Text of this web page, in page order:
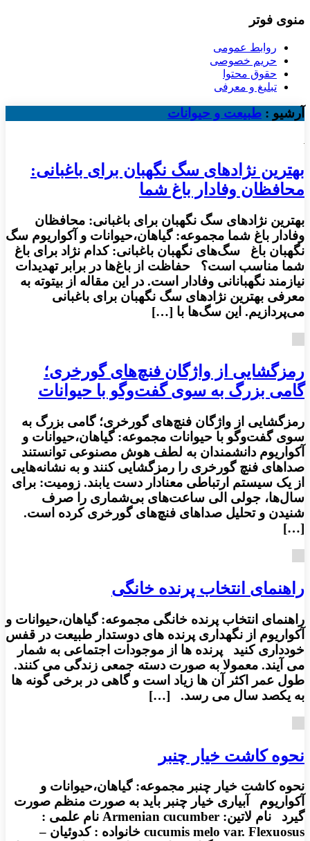
منوی فوتر
روابط عمومی
حریم خصوصی
حقوق محتوا
تبلیغ و معرفی
آرشیو : طبیعت و حیوانات
بهترین نژادهای سگ نگهبان برای باغبانی:
محافظان وفادار باغ شما
بهترین نژادهای سگ نگهبان برای باغبانی: محافظان
وفادار باغ شما مجموعه: گیاهان،حیوانات و آکواریوم سگ
نگهبان باغ سگ‌های نگهبان باغبانی: کدام نژاد برای باغ
شما مناسب است؟ حفاظت از باغ‌ها در برابر تهدیدات
نیازمند نگهبانانی وفادار است. در این مقاله از بیتوته به
معرفی بهترین نژادهای سگ نگهبان برای باغبانی
می‌پردازیم. این سگ‌ها با […]
رمزگشایی از واژگان فنچ‌های گورخری؛
گامی بزرگ به سوی گفت‌وگو با حیوانات
رمزگشایی از واژگان فنچ‌های گورخری؛ گامی بزرگ به
سوی گفت‌وگو با حیوانات مجموعه: گیاهان،حیوانات و
آکواریوم دانشمندان به لطف هوش مصنوعی توانستند
صداهای فنچ گورخری را رمزگشایی کنند و به نشانه‌هایی
از یک سیستم ارتباطی معنادار دست یابند. زومیت: برای
سال‌ها، جولی الی ساعت‌های بی‌شماری را صرف
شنیدن و تحلیل صداهای فنچ‌های گورخری کرده است.
[…]
راهنمای انتخاب پرنده خانگی
راهنمای انتخاب پرنده خانگی مجموعه: گیاهان،حیوانات و
آکواریوم از نگهداری پرنده های دوستدار طبیعت در قفس
خودداری کنید پرنده ها از موجودات اجتماعی به شمار
می آیند. معمولا به صورت دسته جمعی زندگی می کنند.
طول عمر اکثر آن ها زیاد است و گاهی در برخی گونه ها
به یکصد سال می رسد. […]
نحوه کاشت خیار چنبر
نحوه کاشت خیار چنبر مجموعه: گیاهان،حیوانات و
آکواریوم آبیاری خیار چنبر باید به صورت منظم صورت
گیرد نام لاتین: Armenian cucumber نام علمی :
cucumis melo var. Flexuosus خانواده : کدوئیان –